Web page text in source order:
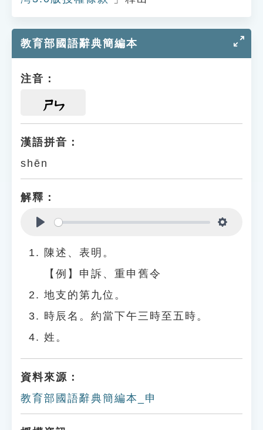
教育部國語辭典簡編本
注音：
ㄕㄣ
漢語拼音：
shēn
解釋：
陳述、表明。
【例】申訴、重申舊令
地支的第九位。
時辰名。約當下午三時至五時。
姓。
資料來源：
教育部國語辭典簡編本_申